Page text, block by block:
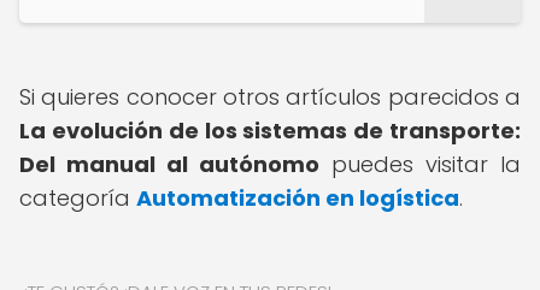
Si quieres conocer otros artículos parecidos a
La evolución de los sistemas de transporte:
Del manual al autónomo puedes visitar la
categoría Automatización en logística.